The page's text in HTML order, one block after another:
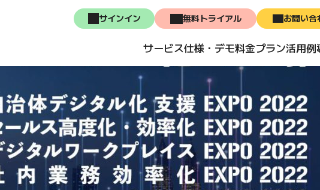
サインイン 無料トライアル お問い合
サービス仕様・デモ
API仕様
実装例
デモ
料金プラン活用例
配送先の住所を
住所リストを一括